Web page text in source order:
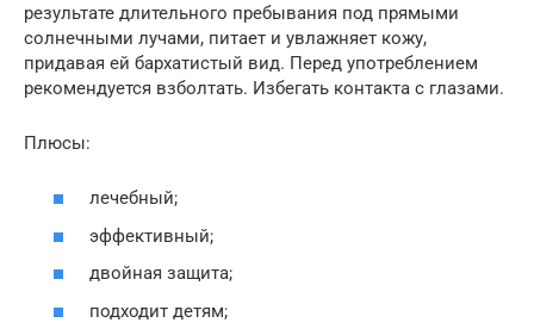
результате длительного пребывания под прямыми
солнечными лучами, питает и увлажняет кожу,
придавая ей бархатистый вид. Перед употреблением
рекомендуется взболтать. Избегать контакта с глазами.
Плюсы:
лечебный;
эффективный;
двойная защита;
подходит детям;